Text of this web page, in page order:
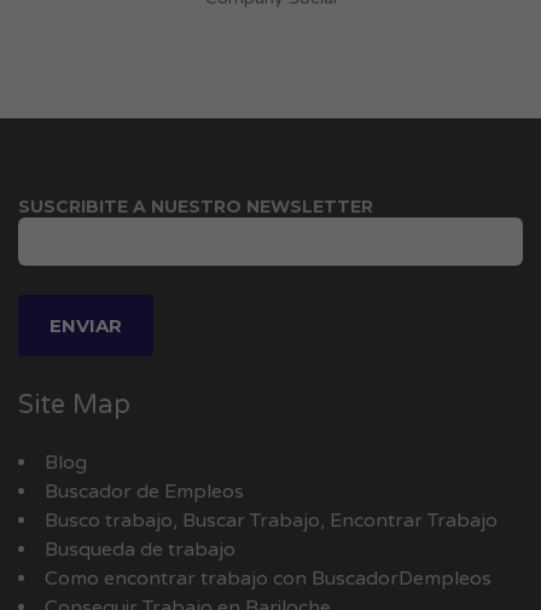
SUSCRIBITE A NUESTRO NEWSLETTER
Site Map
Blog
Buscador de Empleos
Busco trabajo, Buscar Trabajo, Encontrar Trabajo
Busqueda de trabajo
Como encontrar trabajo con BuscadorDempleos